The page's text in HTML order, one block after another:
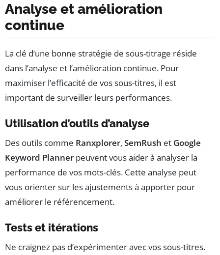
Analyse et amélioration
continue
La clé d’une bonne stratégie de sous-titrage réside
dans l’analyse et l’amélioration continue. Pour
maximiser l’efficacité de vos sous-titres, il est
important de surveiller leurs performances.
Utilisation d’outils d’analyse
Des outils comme Ranxplorer, SemRush et Google
Keyword Planner peuvent vous aider à analyser la
performance de vos mots-clés. Cette analyse peut
vous orienter sur les ajustements à apporter pour
améliorer le référencement.
Tests et itérations
Ne craignez pas d’expérimenter avec vos sous-titres.